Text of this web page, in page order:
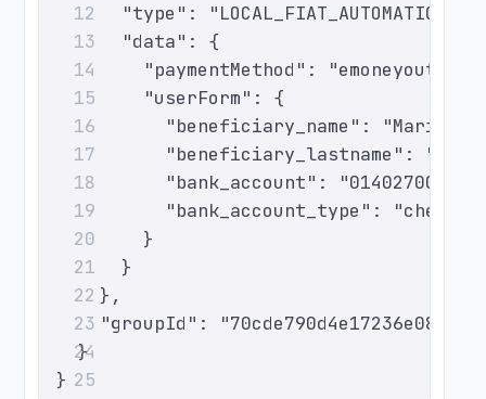
12
      "type": "LOCAL_FIAT_AUTOMATIC",
13
      "data": {
14
"paymentMethod": "emoneyout-
15
        "userForm": {
16
          "beneficiary_name": "Maria",
17
"beneficiary_lastname":
18
"bank_account":
19
"bank_account_type":
20
        }
21
      }
22
    },
23
"groupId":
24
  }
25
}